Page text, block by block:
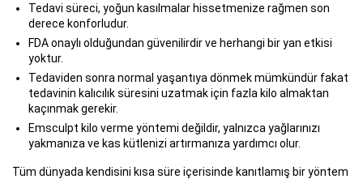
Tedavi süreci, yoğun kasılmalar hissetmenize rağmen son
derece konforludur.
FDA onaylı olduğundan güvenilirdir ve herhangi bir yan etkisi
yoktur.
Tedaviden sonra normal yaşantıya dönmek mümkündür fakat
tedavinin kalıcılık süresini uzatmak için fazla kilo almaktan
kaçınmak gerekir.
Emsculpt kilo verme yöntemi değildir, yalnızca yağlarınızı
yakmanıza ve kas kütlenizi artırmanıza yardımcı olur.
Tüm dünyada kendisini kısa süre içerisinde kanıtlamış bir yöntem